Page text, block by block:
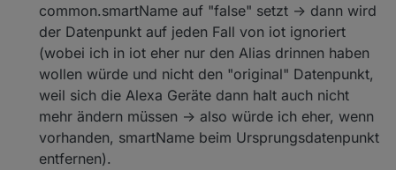
common.smartName auf "false" setzt -> dann wird
der Datenpunkt auf jeden Fall von iot ignoriert
(wobei ich in iot eher nur den Alias drinnen haben
wollen würde und nicht den "original" Datenpunkt,
weil sich die Alexa Geräte dann halt auch nicht
mehr ändern müssen -> also würde ich eher, wenn
vorhanden, smartName beim Ursprungsdatenpunkt
entfernen).